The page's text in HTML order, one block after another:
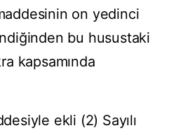
on yedinci
bu husustaki
kapsamında
ekli (2) Sayılı